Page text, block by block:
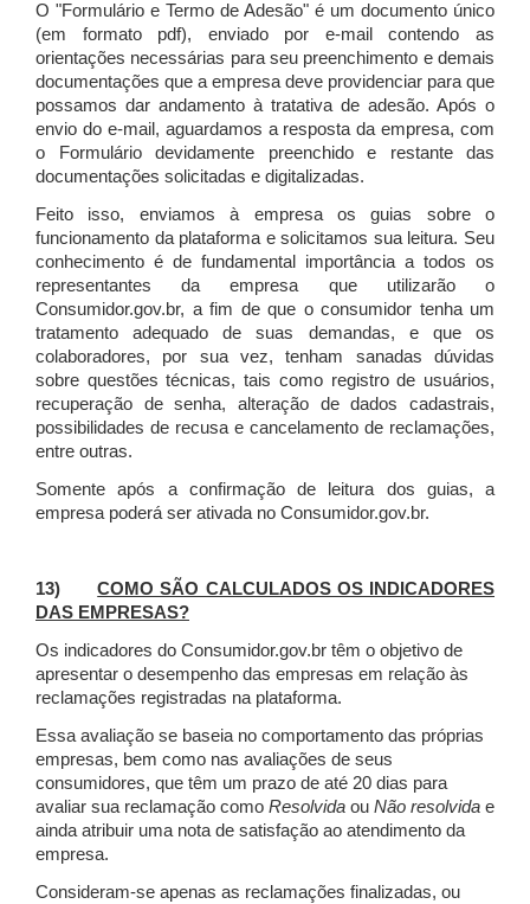
O "Formulário e Termo de Adesão" é um documento único
(em formato pdf), enviado por e-mail contendo as
orientações necessárias para seu preenchimento e demais
documentações que a empresa deve providenciar para que
possamos dar andamento à tratativa de adesão. Após o
envio do e-mail, aguardamos a resposta da empresa, com
o Formulário devidamente preenchido e restante das
documentações solicitadas e digitalizadas.
Feito isso, enviamos à empresa os guias sobre o
funcionamento da plataforma e solicitamos sua leitura. Seu
conhecimento é de fundamental importância a todos os
representantes da empresa que utilizarão o
Consumidor.gov.br, a fim de que o consumidor tenha um
tratamento adequado de suas demandas, e que os
colaboradores, por sua vez, tenham sanadas dúvidas
sobre questões técnicas, tais como registro de usuários,
recuperação de senha, alteração de dados cadastrais,
possibilidades de recusa e cancelamento de reclamações,
entre outras.
Somente após a confirmação de leitura dos guias, a
empresa poderá ser ativada no Consumidor.gov.br.
13)COMO SÃO CALCULADOS OS INDICADORES
DAS EMPRESAS?
Os indicadores do Consumidor.gov.br têm o objetivo de
apresentar o desempenho das empresas em relação às
reclamações registradas na plataforma.
Essa avaliação se baseia no comportamento das próprias
empresas, bem como nas avaliações de seus
consumidores, que têm um prazo de até 20 dias para
avaliar sua reclamação como Resolvida ou Não resolvida e
ainda atribuir uma nota de satisfação ao atendimento da
empresa.
Consideram-se apenas as reclamações finalizadas, ou